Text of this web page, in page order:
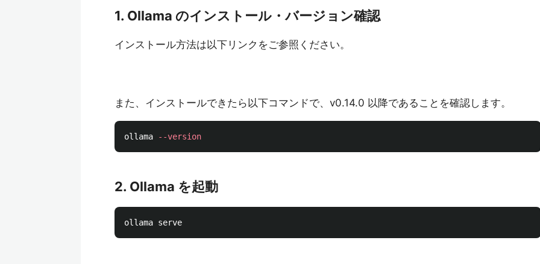
1. Ollama のインストール・バージョン確認
インストール方法は以下リンクをご参照ください。
また、インストールできたら以下コマンドで、v0.14.0 以降であることを確認します。
ollama --version
2. Ollama を起動